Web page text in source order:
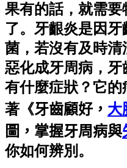
果有的話，就需
了。牙齦炎是因
菌，若沒有及時
惡化成牙周病，
有什麼症狀？它
著《牙齒顧好， 大
圖，掌握牙周病與
你如何辨別。